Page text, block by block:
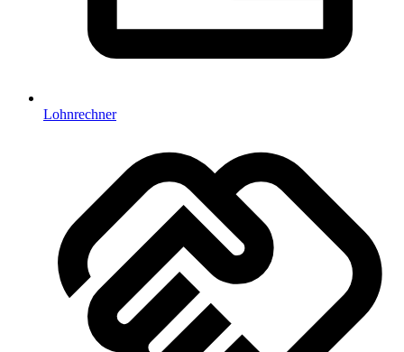
Lohnrechner